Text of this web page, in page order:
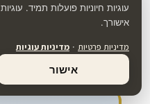
אל תתפשרו על החלום שלכם.
שלכם תהיה בדיוק כמו
עוגיות חיוניות פועלות תמיד.
אישורך.
מדיניות פרטיות · מדיניות עוגיות
אישור